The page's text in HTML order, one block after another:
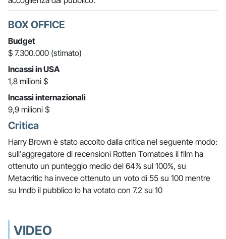
BOX OFFICE
Budget
$ 7.300.000 (stimato)
Incassi in USA
1,8 milioni $
Incassi internazionali
9,9 milioni $
Critica
Harry Brown è stato accolto dalla critica nel seguente modo:
sull'aggregatore di recensioni Rotten Tomatoes il film ha
ottenuto un punteggio medio del 64% sul 100%, su
Metacritic ha invece ottenuto un voto di 55 su 100 mentre
su Imdb il pubblico lo ha votato con 7.2 su 10
VIDEO